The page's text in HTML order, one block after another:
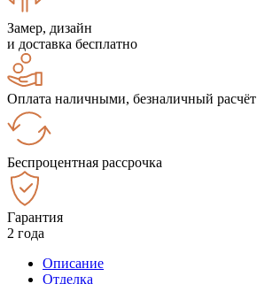
Замер, дизайн
и доставка бесплатно
Оплата наличными, безналичный расчёт
Беспроцентная рассрочка
Гарантия
2 года
Описание
Отделка